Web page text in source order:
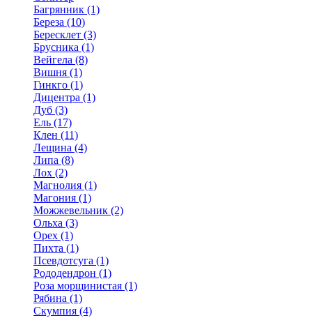
Багрянник (1)
Береза (10)
Бересклет (3)
Брусника (1)
Вейгела (8)
Вишня (1)
Гинкго (1)
Дицентра (1)
Дуб (3)
Ель (17)
Клен (11)
Лещина (4)
Липа (8)
Лох (2)
Магнолия (1)
Магония (1)
Можжевельник (2)
Ольха (3)
Орех (1)
Пихта (1)
Псевдотсуга (1)
Рододендрон (1)
Роза морщинистая (1)
Рябина (1)
Скумпия (4)